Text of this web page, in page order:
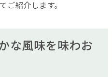
ご紹介します。
な風味を味わお